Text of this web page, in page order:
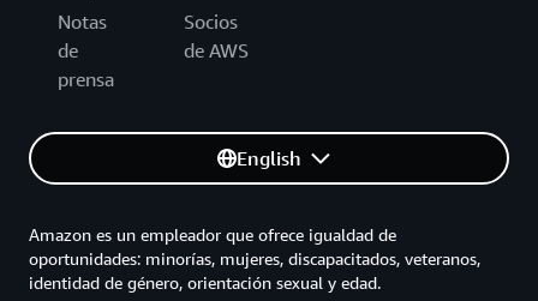
Notas
de
prensa
Socios
de AWS
English
Amazon es un empleador que ofrece igualdad de
oportunidades: minorías, mujeres, discapacitados, veteranos,
identidad de género, orientación sexual y edad.